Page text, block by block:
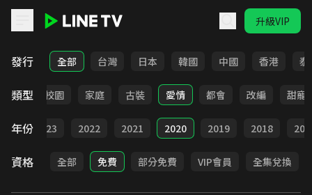
升級VIP
LINE TV - 戲劇
發行 全部 台灣 日本 韓國 中國 香港 泰
類型
職場 校園 家庭 古裝 愛情 都會 改編 甜寵
年份 2023 2022 2021 2020 2019 2018
資格 全部 免費 部分免費 VIP會員 全集兌換